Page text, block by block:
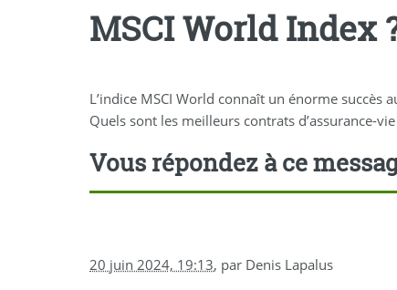
MSCI World Index
L’indice MSCI World connaît un énorme
Quels sont les meilleurs contrats d’assurance-
Vous répondez à ce
20 juin 2024, 19:13, par Denis Lapalus